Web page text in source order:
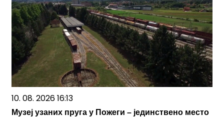
10. 08. 2026 16:13
Музеј узаних пруга у Пожеги – јединствено место